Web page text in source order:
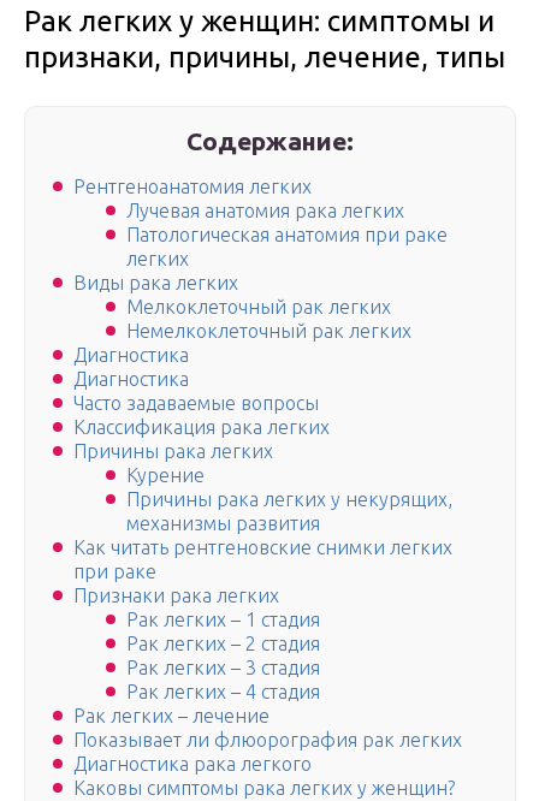
Рак легких у женщин: симптомы и
признаки, причины, лечение, типы
Содержание:
Рентгеноанатомия легких
Лучевая анатомия рака легких
Патологическая анатомия при раке
легких
Виды рака легких
Мелкоклеточный рак легких
Немелкоклеточный рак легких
Диагностика
Диагностика
Часто задаваемые вопросы
Классификация рака легких
Причины рака легких
Курение
Причины рака легких у некурящих,
механизмы развития
Как читать рентгеновские снимки легких
при раке
Признаки рака легких
Рак легких – 1 стадия
Рак легких – 2 стадия
Рак легких – 3 стадия
Рак легких – 4 стадия
Рак легких – лечение
Показывает ли флюорография рак легких
Диагностика рака легкого
Каковы симптомы рака легких у женщин?